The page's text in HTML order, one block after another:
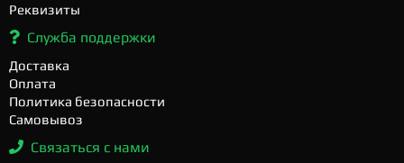
Реквизиты
Служба поддержки
Доставка
Оплата
Политика безопасности
Самовывоз
Связаться с нами